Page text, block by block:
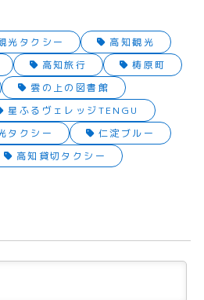
光タクシー
高知観光
高知旅行
梼原町
雲の上の図書館
星ふるヴェレッジTENGU
タクシー
仁淀ブルー
高知貸切タクシー